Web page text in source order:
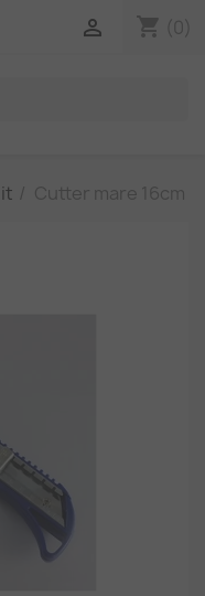
shopping_cart (0)

Cutter mare 16cm